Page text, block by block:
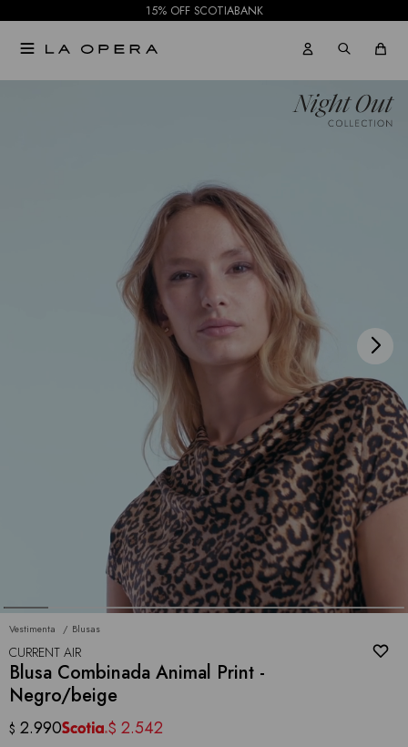
15% OFF SCOTIABANK

Vestimenta Blusas
CURRENT AIR
Blusa Combinada Animal Print -
Negro/beige
$ 2.990 $ 2.542